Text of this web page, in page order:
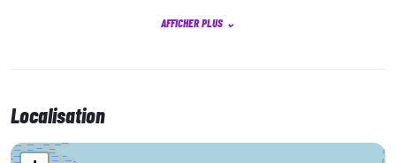
expérimentés sont là pour vous guider et vous aider à
personnalisé, le matériel mis à votre disposition
AFFICHER PLUS ⌄
Localisation